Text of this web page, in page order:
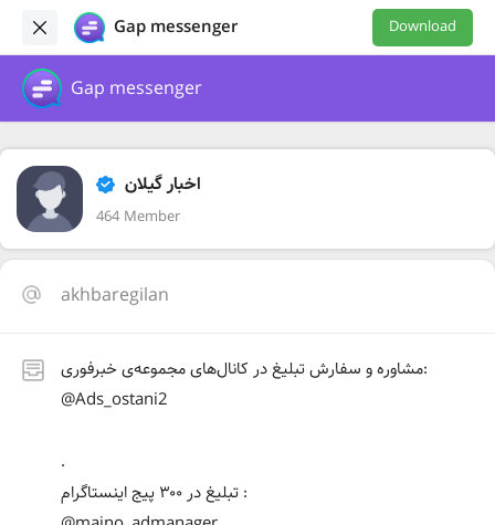
Gap messenger Download
Gap messenger
اخبار گیلان
464 Member
akhbaregilan
مشاوره و سفارش تبلیغ در کانال‌های مجموعه‌ی خبرفوری:
@Ads_ostani2
.
تبلیغ در ۳۰۰ پیج اینستاگرام :